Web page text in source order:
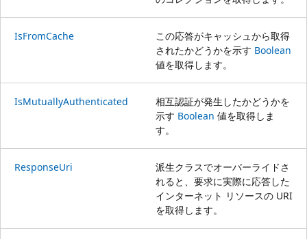
IsFromCache
この応答がキャッシュから取得
されたかどうかを示す Boolean
値を取得します。
IsMutuallyAuthenticated
相互認証が発生したかどうかを
示す Boolean 値を取得しま
す。
ResponseUri
派生クラスでオーバーライドさ
れると、要求に実際に応答した
インターネット リソースの URI
を取得します。